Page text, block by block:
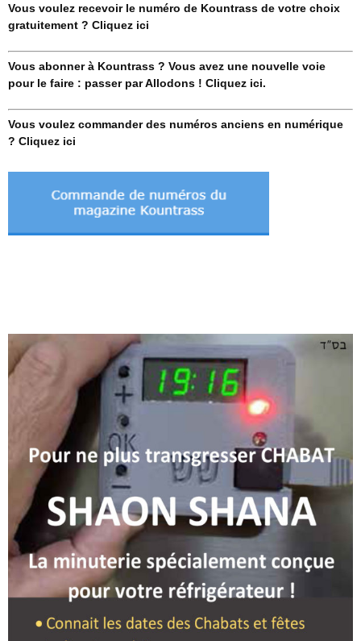
Vous voulez recevoir le numéro de Kountrass de votre choix
gratuitement ? Cliquez ici
Vous abonner à Kountrass ? Vous avez une nouvelle voie
pour le faire : passer par Allodons ! Cliquez ici.
Vous voulez commander des numéros anciens en numérique
? Cliquez ici